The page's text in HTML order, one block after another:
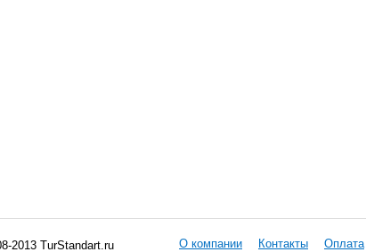
2013 TurStandart.ru О компании Контакты Оплата